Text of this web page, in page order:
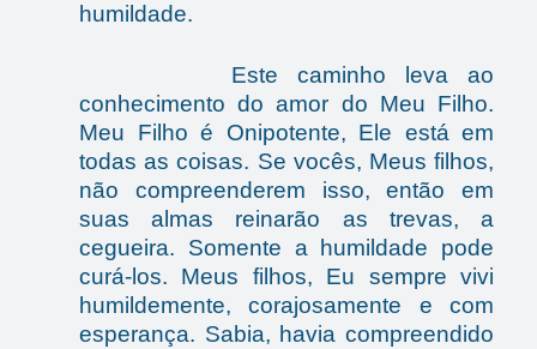
humildade.
Este caminho leva ao
conhecimento do amor do Meu Filho.
Meu Filho é Onipotente, Ele está em
todas as coisas. Se vocês, Meus filhos,
não compreenderem isso, então em
suas almas reinarão as trevas, a
cegueira. Somente a humildade pode
curá-los. Meus filhos, Eu sempre vivi
humildemente, corajosamente e com
esperança. Sabia, havia compreendido